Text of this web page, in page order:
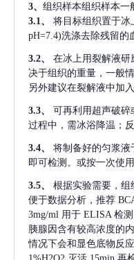
3、 组织样本组织样本一
3.1、
将目标组织置于冰
pH=7.4)洗涤去除残留的
3.2、
在冰上用裂解液研
决于组织的重量，一般
另外建议在裂解液中加
3.3、 可再利用超声破碎
过程中，需冰浴降温；
3.4、 将制备好的匀浆液
即可检测。或按一次使
3.5、 根据实验需要，组
便于数据分析，推荐
3mg/ml 用于 ELISA 检
胰腺因含有较高浓度的
情况下会和显色底物反